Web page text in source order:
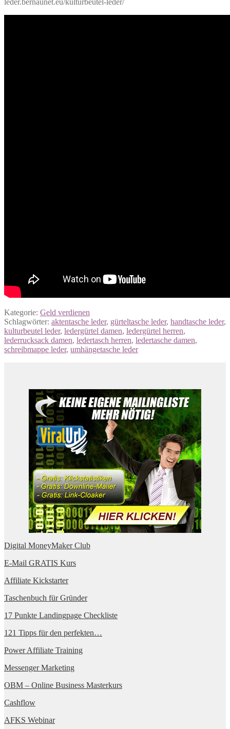
Kategorie: Geld verdienen
Schlagwörter: aktentasche leder, gürteltasche leder, handtasche leder,
kulturbeutel leder, ledergürtel damen, ledergürtel herren,
lederrucksack damen, ledertasch herren, ledertasche damen,
schreibmappe leder, umhängetasche leder
Digital MoneyMaker Club
E-Mail GRATIS Kurs
Affiliate Kickstarter
Taschenbuch für Gründer
17 Punkte Landingpage Checkliste
121 Tipps für den perfekten…
Power Affiliate Training
Messenger Marketing
OBM – Online Business Masterkurs
Cashflow
AFKS Webinar